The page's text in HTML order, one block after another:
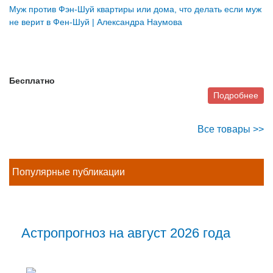
Муж против Фэн-Шуй квартиры или дома, что делать если муж
не верит в Фен-Шуй | Александра Наумова
Бесплатно
Подробнее
Все товары >>
Популярные публикации
Астропрогноз на август 2026 года